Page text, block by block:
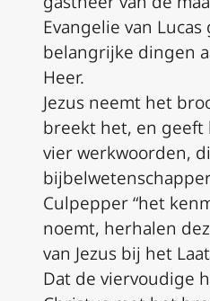
Evangelie van
belangrijke dingen
Heer.
Jezus neemt het
breekt het, en geeft
vier werkwoorden,
Culpepper “het
noemt, herhalen
van Jezus bij het
Dat de viervoudige